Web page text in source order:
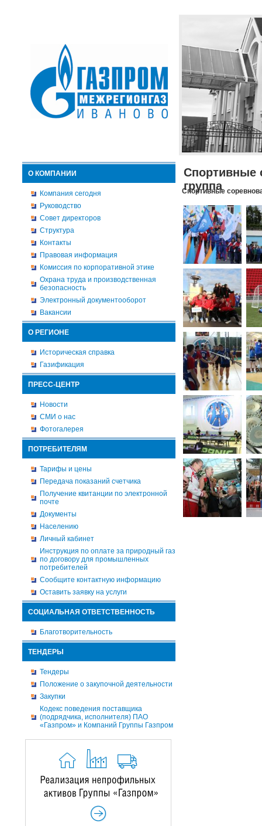
О КОМПАНИИ
Компания сегодня
Руководство
Совет директоров
Структура
Контакты
Правовая информация
Комиссия по корпоративной этике
Охрана труда и производственная
безопасность
Электронный документооборот
Вакансии
О РЕГИОНЕ
Историческая справка
Газификация
ПРЕСС-ЦЕНТР
Новости
СМИ о нас
Фотогалерея
ПОТРЕБИТЕЛЯМ
Тарифы и цены
Передача показаний счетчика
Получение квитанции по электронной
почте
Документы
Населению
Личный кабинет
Инструкция по оплате за природный газ
по договору для промышленных
потребителей
Сообщите контактную информацию
Оставить заявку на услуги
СОЦИАЛЬНАЯ ОТВЕТСТВЕННОСТЬ
Благотворительность
ТЕНДЕРЫ
Тендеры
Положение о закупочной деятельности
Закупки
Кодекс поведения поставщика
(подрядчика, исполнителя) ПАО
«Газпром» и Компаний Группы Газпром
Спортивные
группа
Спортивные